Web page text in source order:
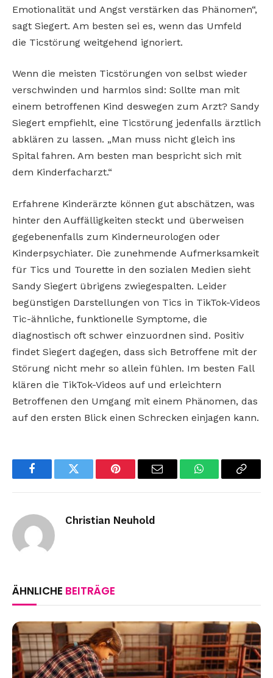
Emotionalität und Angst verstärken das Phänomen“,
sagt Siegert. Am besten sei es, wenn das Umfeld
die Ticstörung weitgehend ignoriert.
Wenn die meisten Ticstörungen von selbst wieder
verschwinden und harmlos sind: Sollte man mit
einem betroffenen Kind deswegen zum Arzt? Sandy
Siegert empfiehlt, eine Ticstörung jedenfalls ärztlich
abklären zu lassen. „Man muss nicht gleich ins
Spital fahren. Am besten man bespricht sich mit
dem Kinderfacharzt.“
Erfahrene Kinderärzte können gut abschätzen, was
hinter den Auffälligkeiten steckt und überweisen
gegebenenfalls zum Kinderneurologen oder
Kinderpsychiater. Die zunehmende Aufmerksamkeit
für Tics und Tourette in den sozialen Medien sieht
Sandy Siegert übrigens zwiegespalten. Leider
begünstigen Darstellungen von Tics in TikTok-Videos
Tic-ähnliche, funktionelle Symptome, die
diagnostisch oft schwer einzuordnen sind. Positiv
findet Siegert dagegen, dass sich Betroffene mit der
Störung nicht mehr so allein fühlen. Im besten Fall
klären die TikTok-Videos auf und erleichtern
Betroffenen den Umgang mit einem Phänomen, das
auf den ersten Blick einen Schrecken einjagen kann.
FacebookTwitter Pinterest Email WhatsAppCopy
Christian Neuhold
ÄHNLICHE BEITRÄGE